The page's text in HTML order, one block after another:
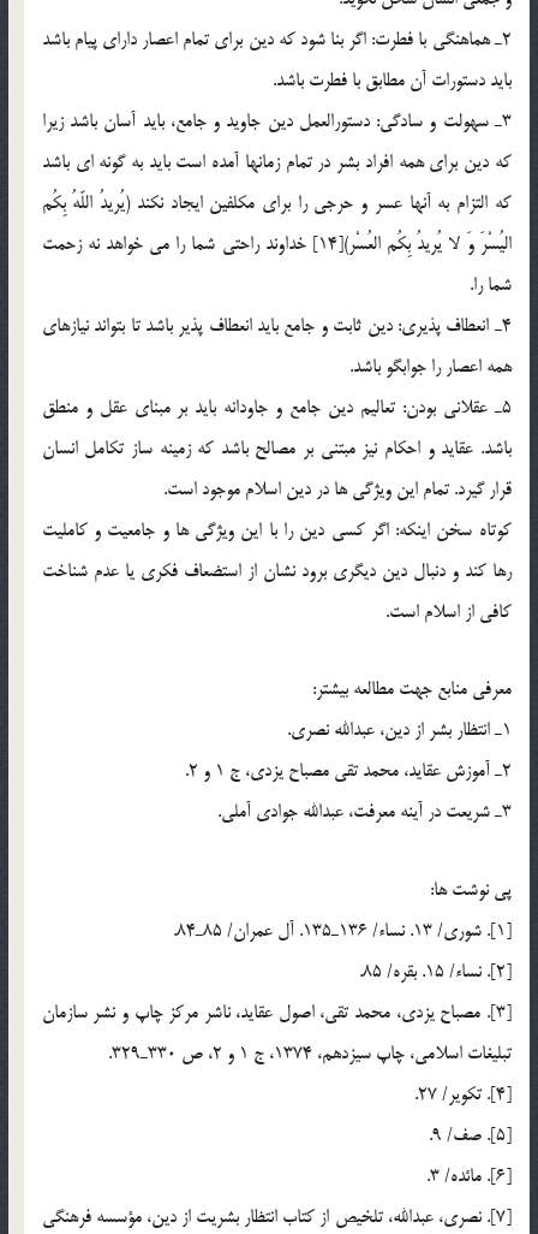
2ـ هماهنگي با فطرت: اگر بنا شود كه دين براي تمام اعصار داراي پيام باشد
بايد دستورات آن مطابق با فطرت باشد.
3ـ سهولت و سادگي: دستورالعمل دين جاويد و جامع، بايد آسان باشد زيرا
كه دين براي همه افراد بشر در تمام زمانها آمده است بايد به گونه اي باشد
كه التزام به آنها عسر و حرجي را براي مكلفين ايجاد نكند (يُريدُ اللّهُ بِكُم
اليُسْرَ وَ لا يُريدُ بِكُم العُسْر)[14] خداوند راحتي شما را مي خواهد نه زحمت
شما را.
4ـ انعطاف پذيري: دين ثابت و جامع بايد انعطاف پذير باشد تا بتواند نيازهاي
همه اعصار را جوابگو باشد.
5ـ عقلاني بودن: تعاليم دين جامع و جاودانه بايد بر مبناي عقل و منطق
باشد. عقايد و احكام نيز مبتني بر مصالح باشد كه زمينه ساز تكامل انسان
قرار گيرد. تمام اين ويژگي ها در دين اسلام موجود است.
كوتاه سخن اينكه: اگر كسي دين را با اين ويژگي ها و جامعيت و كامليت
رها کند و دنبال دين ديگري برود نشان از استضعاف فكري يا عدم شناخت
كافي از اسلام است.
معرفي منابع جهت مطالعه بيشتر:
1ـ انتظار بشر از دين، عبدالله نصري.
2ـ آموزش عقايد، محمد تقی مصباح يزدي، ج 1 و 2.
3ـ شريعت در آينه معرفت، عبدالله جوادي آملي.
پي نوشت ها:
[1]. شوري/ 13. نساء/ 136ـ135. آل عمران/ 85ـ84.
[2]. نساء/ 15. بقره/ 85.
[3]. مصباح يزدي، محمد تقي، اصول عقايد، ناشر مركز چاپ و نشر سازمان
تبليغات اسلامي، چاپ سيزدهم، 1374، ج 1 و 2، ص 330ـ329.
[4]. تكوير/ 27.
[5]. صف/ 9.
[6]. مائده/ 3.
[7]. نصري، عبدالله، تلخيص از كتاب انتظار بشريت از دين، مؤسسه فرهنگي